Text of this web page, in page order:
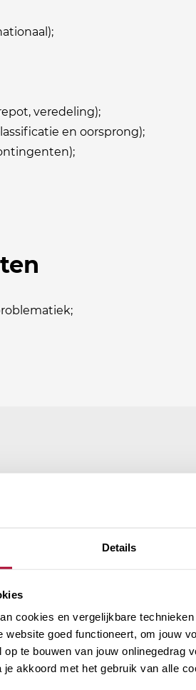
Details
cookies en vergelijkbare
goed functioneert, om jouw
te bouwen van jouw onlinegedrag
je akkoord met het gebruik van alle
veredeling);
en oorsprong);